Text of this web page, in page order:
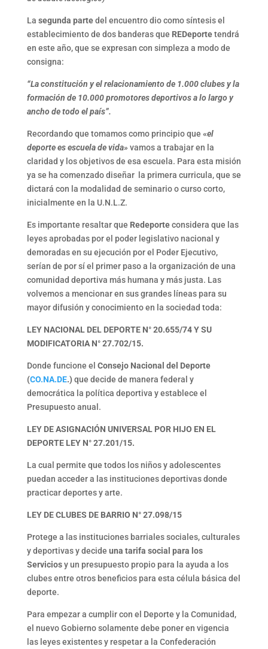
La segunda partedel encuentro dio como síntesis el
establecimiento de dos banderas que REDeportetendrá
en este año, que se expresan con simpleza a modo de
consigna:
“La constitución y el relacionamiento de 1.000 clubes y la
formación de 10.000 promotores deportivos a lo largo y
ancho de todo el país”.
Recordando que tomamos como principio que «el
deporte es escuela de vida» vamos a trabajar en la
claridad y los objetivos de esa escuela. Para esta misión
ya se ha comenzado diseñar la primera curricula, que se
dictará con la modalidad de seminario o curso corto,
inicialmente en la U.N.L.Z.
Es importante resaltar que Redeporteconsidera que las
leyes aprobadas por el poder legislativo nacional y
demoradas en su ejecución por el Poder Ejecutivo,
serían de por sí el primer paso a la organización de una
comunidad deportiva más humana y más justa. Las
volvemos a mencionar en sus grandes líneas para su
mayor difusión y conocimiento en la sociedad toda:
LEY NACIONAL DEL DEPORTE N° 20.655/74 Y SU
MODIFICATORIA N° 27.702/15.
Donde funcione el Consejo Nacional del Deporte
(CO.NA.DE.) que decide de manera federal y
democrática la política deportiva y establece el
Presupuesto anual.
LEY DE ASIGNACIÓN UNIVERSAL POR HIJO EN EL
DEPORTE LEY N° 27.201/15.
La cual permite que todos los niños y adolescentes
puedan acceder a las instituciones deportivas donde
practicar deportes y arte.
LEY DE CLUBES DE BARRIO N° 27.098/15
Protege a las instituciones barriales sociales, culturales
y deportivas y decide una tarifa social para los
Serviciosy un presupuesto propio para la ayuda a los
clubes entre otros beneficios para esta célula básica del
deporte.
Para empezar a cumplir con el Deporte y la Comunidad,
el nuevo Gobierno solamente debe poner en vigencia
las leyes existentes y respetar a la Confederación